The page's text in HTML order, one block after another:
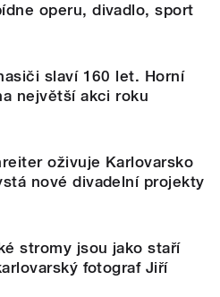
operu, divadlo, sport
slaví 160 let. Horní
největší akci roku
oživuje Karlovarsko
nové divadelní projekty
stromy jsou jako staří
fotograf Jiří